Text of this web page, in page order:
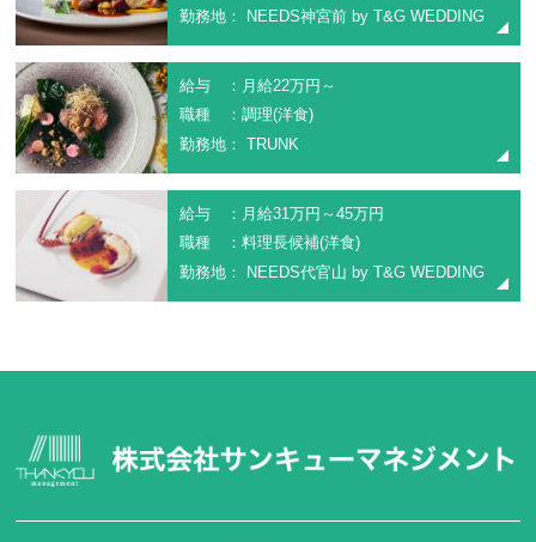
勤務地： NEEDS神宮前 by T&G WEDDING
給与 ：月給22万円～
職種 ：調理(洋食)
勤務地： TRUNK
給与 ：月給31万円～45万円
職種 ：料理長候補(洋食)
勤務地： NEEDS代官山 by T&G WEDDING